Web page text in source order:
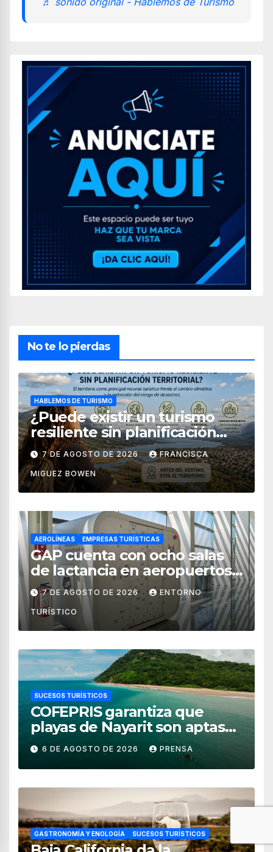
No te lo pierdas
HABLEMOS DE TURISMO
¿Puede existir un turismo
resiliente sin planificación
territorial?
7 DE AGOSTO DE 2026 FRANCISCA
MIGUEZ BOWEN
AEROLÍNEAS EMPRESAS TURÍSTICAS
GAP cuenta con ocho salas
de lactancia en aeropuertos
de México
7 DE AGOSTO DE 2026 ENTORNO
TURÍSTICO
SUCESOS TURÍSTICOS
COFEPRIS garantiza que
playas de Nayarit son aptas
para uso recreativo
6 DE AGOSTO DE 2026 PRENSA
GASTRONOMÍA Y ENOLOGÍA SUCESOS TURÍSTICOS